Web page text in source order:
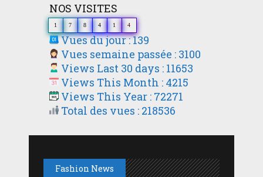
NOS VISITES
1 7 8 4 1 4
Vues du jour : 139
Vues semaine passée : 3100
Views Last 30 days : 11653
Views This Month : 4215
Views This Year : 72271
Total des vues : 218536
Fashion News